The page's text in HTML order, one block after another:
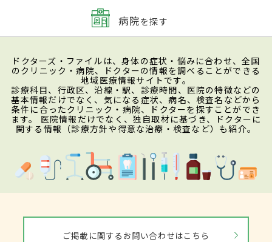
病院を探す
ドクターズ・ファイルは、身体の症状・悩みに合わせ、全国
のクリニック・病院、ドクターの情報を調べることができる
地域医療情報サイトです。
診療科目、行政区、沿線・駅、診療時間、医院の特徴などの
基本情報だけでなく、気になる症状、病名、検査名などから
条件に合ったクリニック・病院、ドクターを探すことができ
ます。 医院情報だけでなく、独自取材に基づき、ドクターに
関する情報（診療方針や得意な治療・検査など）も紹介。
ご掲載に関するお問い合わせはこちら